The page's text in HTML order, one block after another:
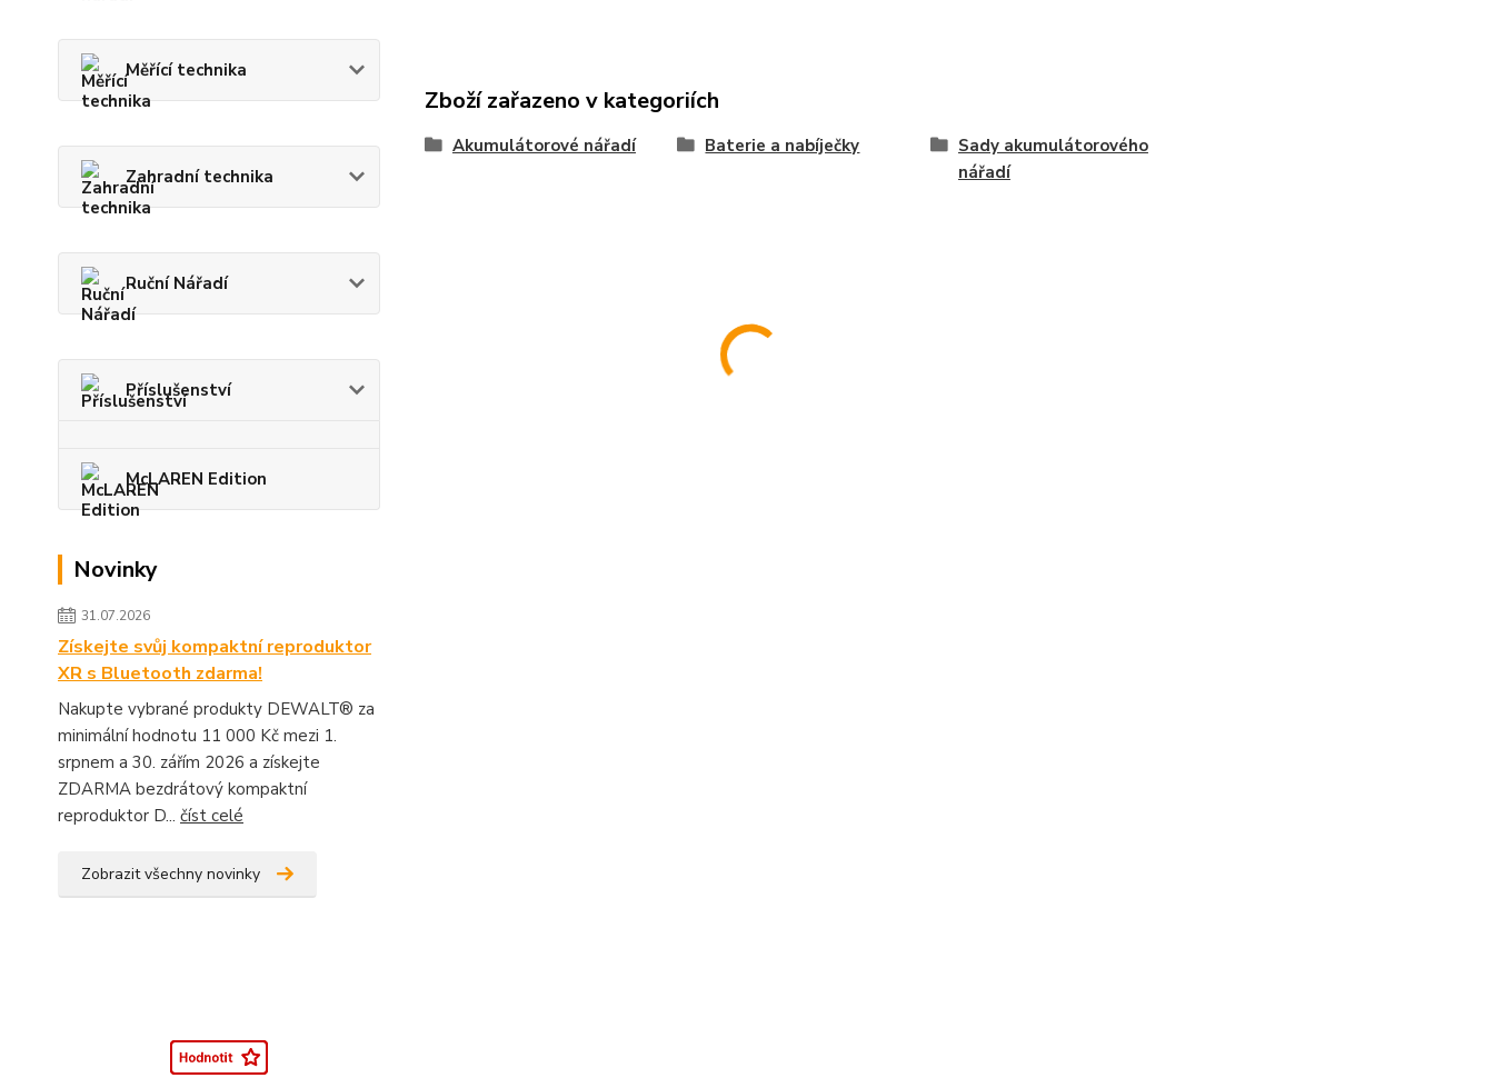
Měřící technika
Zahradní technika
Ruční Nářadí
Příslušenství
McLAREN Edition
Novinky
31.07.2026
Získejte svůj kompaktní reproduktor
XR s Bluetooth zdarma!
Nakupte vybrané produkty DEWALT® za
minimální hodnotu 11 000 Kč mezi 1.
srpnem a 30. zářím 2026 a získejte
ZDARMA bezdrátový kompaktní
reproduktor D... číst celé
Zobrazit všechny novinky
Zboží zařazeno v kategoriích
Akumulátorové nářadí Baterie a nabíječky
Sady akumulátorového
nářadí